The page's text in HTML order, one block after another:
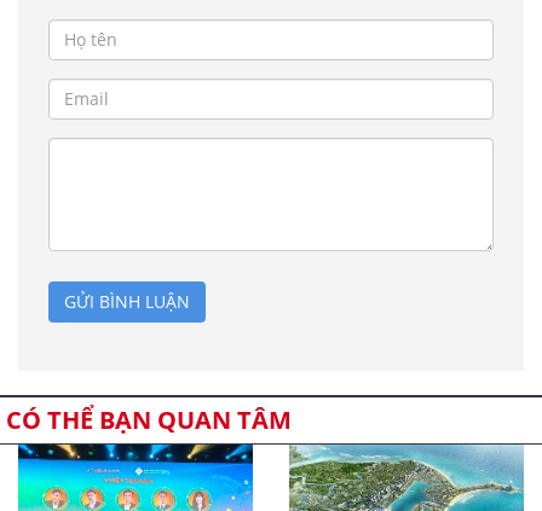
GỬI BÌNH LUẬN
CÓ THỂ BẠN QUAN TÂM